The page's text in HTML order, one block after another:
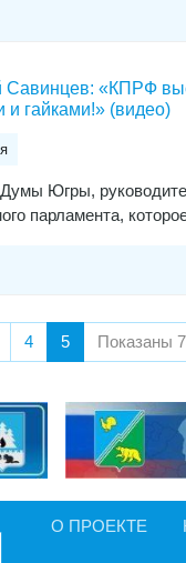
Савинцев: «КПРФ
и гайками!» (видео)
Югры,
парламента,
4 5 Показаны
О ПРОЕКТЕ